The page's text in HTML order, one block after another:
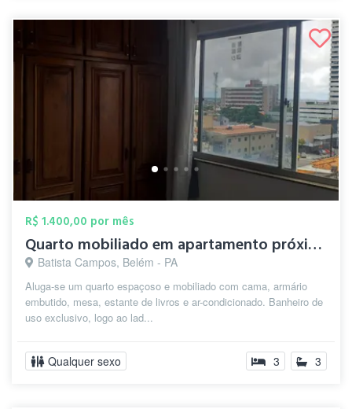
R$ 1.400,00 por mês
Quarto mobiliado em apartamento próximo ...
Batista Campos, Belém - PA
Aluga-se um quarto espaçoso e mobiliado com cama, armário
embutido, mesa, estante de livros e ar-condicionado. Banheiro de
uso exclusivo, logo ao lad...
Qualquer sexo 3 3